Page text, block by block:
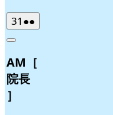
31 2026
年
月
31
日
●●
件
イ
Close
AM［
院長
］